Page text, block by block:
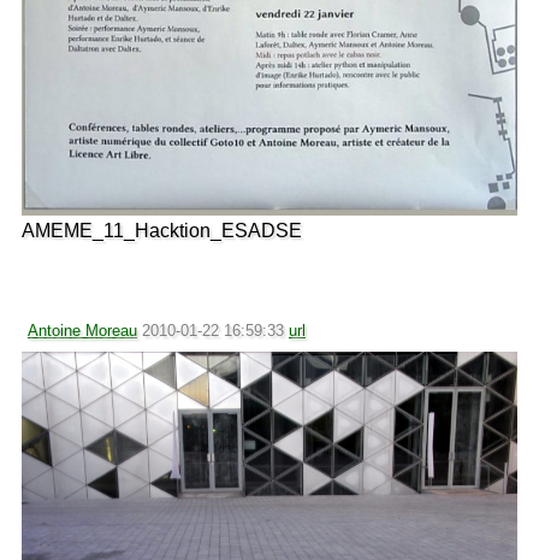
AMEME_11_Hacktion_ESADSE
Antoine Moreau 2010-01-22 16:59:33 url